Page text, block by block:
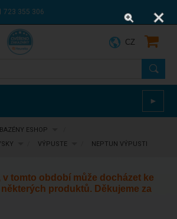
723 355 306
►
CZ
BAZÉNY ESHOP
VÝPUSTE NEPTUN VÝPUSTI
v tomto období může docházet ke
produktů. Děkujeme za